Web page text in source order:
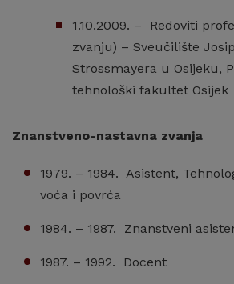
1.10.2009. – Redoviti
zvanju) – Sveučilište
Strossmayera u Osijeku,
tehnološki fakultet Osijek
Znanstveno-nastavna zvanja
1979. – 1984. Asistent,
voća i povrća
1984. – 1987. Znanstveni
1987. – 1992. Docent